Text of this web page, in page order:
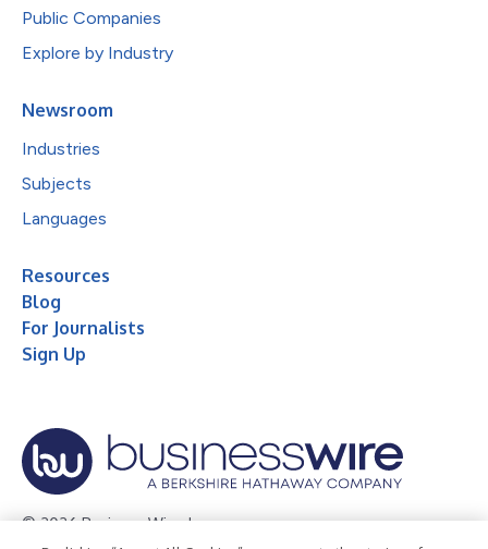
Public Companies
Explore by Industry
Newsroom
Industries
Subjects
Languages
Resources
Blog
For Journalists
Sign Up
© 2026 Business Wire, Inc.